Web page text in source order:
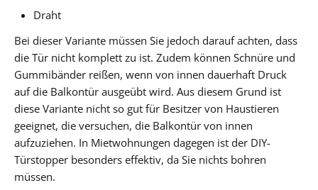
Draht
Bei dieser Variante müssen Sie jedoch darauf achten, dass
die Tür nicht komplett zu ist. Zudem können Schnüre und
Gummibänder reißen, wenn von innen dauerhaft Druck
auf die Balkontür ausgeübt wird. Aus diesem Grund ist
diese Variante nicht so gut für Besitzer von Haustieren
geeignet, die versuchen, die Balkontür von innen
aufzuziehen. In Mietwohnungen dagegen ist der DIY-
Türstopper besonders effektiv, da Sie nichts bohren
müssen.